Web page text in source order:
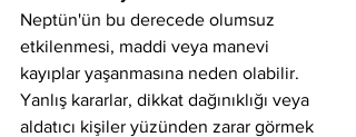
Neptün'ün bu derecede olumsuz
etkilenmesi, maddi veya manevi
kayıplar yaşanmasına neden olabilir.
Yanlış kararlar, dikkat dağınıklığı veya
aldatıcı kişiler yüzünden zarar görmek